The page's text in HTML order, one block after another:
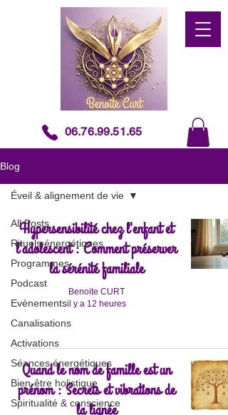
06.76.99.51.65
Blog
All Posts
Rituels énergétiques
Programmes
Podcast
Evènements
Canalisations
Activations
Séances énergétiques
Bien-être holistique
Spiritualité & conscience
Éveil & alignement de vie
Hypersensibilité chez l'enfant et
l'adolescent : Comment préserver
la sérénité familiale
Benoite CURT
il y a 12 heures
Quand le nom de famille est un
prénom : Secrets et vibrations de
la lignée